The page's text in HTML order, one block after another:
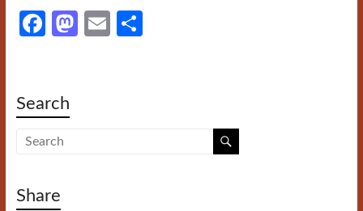
Fa
o
o
k
M
E
Search
Share